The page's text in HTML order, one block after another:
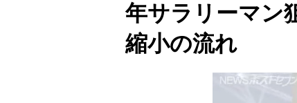
年サラリーマン
縮小の流れ